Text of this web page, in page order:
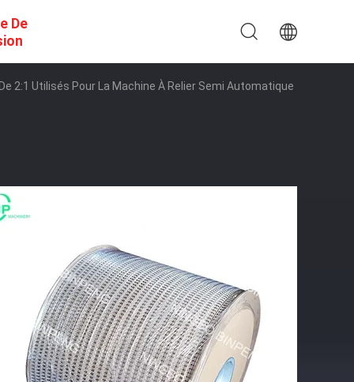
De
2:1 Utilisés Pour La Machine À Relier Semi Automatique